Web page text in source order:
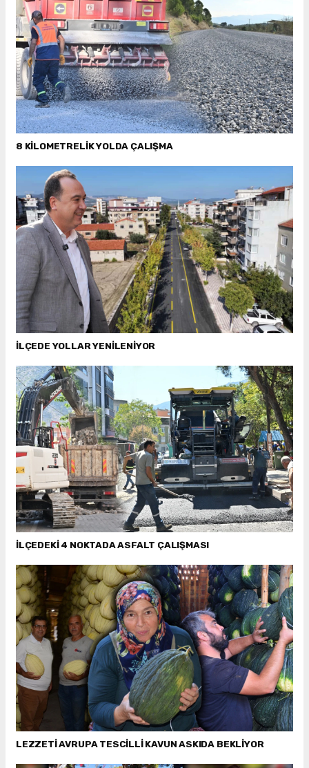
8 KİLOMETRELİK YOLDA ÇALIŞMA
İLÇEDE YOLLAR YENİLENİYOR
İLÇEDEKİ 4 NOKTADA ASFALT ÇALIŞMASI
LEZZETİ AVRUPA TESCİLLİ KAVUN ASKIDA BEKLİYOR